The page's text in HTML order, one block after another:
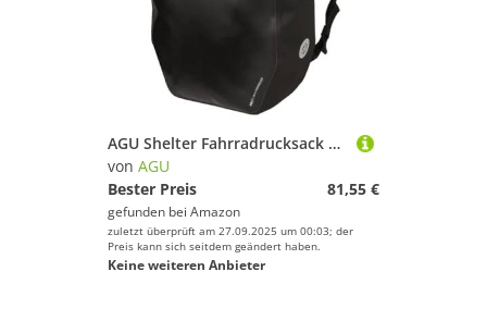
AGU Shelter Fahrradrucksack Wasserdicht, 21L Fahrradrucksack für Herren und Damen mit Reflektierende Details, Rucksack Fahrrad mit Laptopfach aus Premium Recyceltes Polyester - Schwarz
von AGU
Bester Preis
81,55 €
gefunden bei Amazon
zuletzt überprüft am 27.09.2025 um 00:03; der
Preis kann sich seitdem geändert haben.
Keine weiteren Anbieter